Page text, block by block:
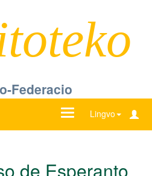
Federacio
Lingvo
Ŝanĝu
de Esperanto